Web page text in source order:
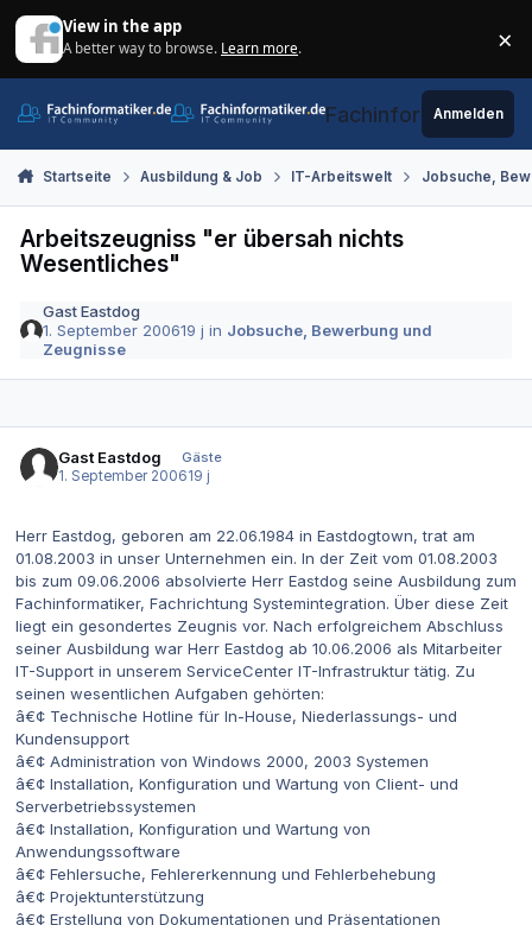
View in the app
A better way to browse. Learn more. ×
Fachinformatiker.de
Anmelden
Startseite Ausbildung & Job IT-Arbeitswelt Jobsuche,
Arbeitszeugniss "er übersah nichts
Wesentliches"
Gast Eastdog
1. September 200619 j in Jobsuche, Bewerbung und
Zeugnisse
Gast Eastdog
Gäste
1. September 200619 j
Herr Eastdog, geboren am 22.06.1984 in Eastdogtown, trat am
01.08.2003 in unser Unternehmen ein. In der Zeit vom 01.08.2003
bis zum 09.06.2006 absolvierte Herr Eastdog seine Ausbildung zum
Fachinformatiker, Fachrichtung Systemintegration. Über diese Zeit
liegt ein gesondertes Zeugnis vor. Nach erfolgreichem Abschluss
seiner Ausbildung war Herr Eastdog ab 10.06.2006 als Mitarbeiter
IT-Support in unserem ServiceCenter IT-Infrastruktur tätig. Zu
seinen wesentlichen Aufgaben gehörten:
â€¢ Technische Hotline für In-House, Niederlassungs- und
Kundensupport
â€¢ Administration von Windows 2000, 2003 Systemen
â€¢ Installation, Konfiguration und Wartung von Client- und
Serverbetriebssystemen
â€¢ Installation, Konfiguration und Wartung von
Anwendungssoftware
â€¢ Fehlersuche, Fehlererkennung und Fehlerbehebung
â€¢ Projektunterstützung
â€¢ Erstellung von Dokumentationen und Präsentationen